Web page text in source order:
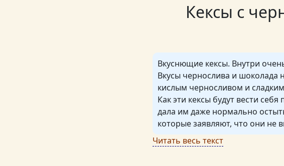
Кексы с
Вкуснющие кексы. Внутри
Вкусы чернослива и шоколада
кислым черносливом и
Как эти кексы будут вести
дала им даже нормально
которые заявляют, что они не
Читать весь текст